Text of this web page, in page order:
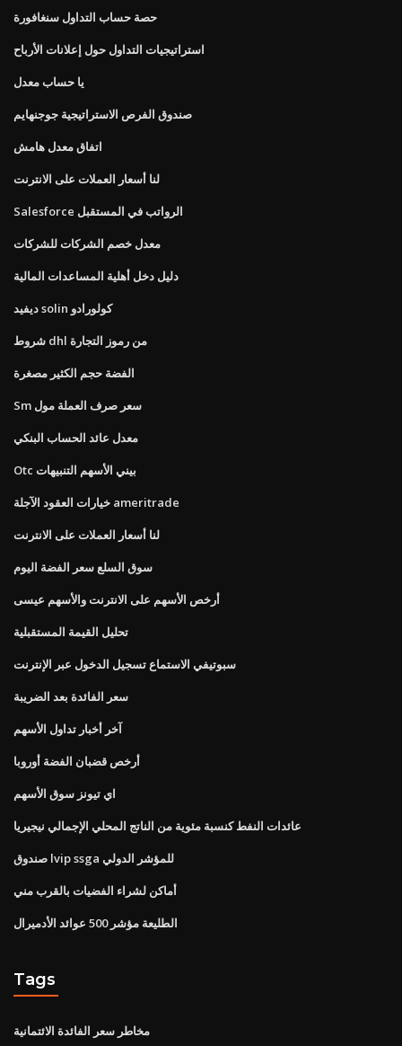
حصة حساب التداول سنغافورة
استراتيجيات التداول حول إعلانات الأرباح
يا حساب معدل
صندوق الفرص الاستراتيجية جوجنهايم
اتفاق معدل هامش
لنا أسعار العملات على الانترنت
Salesforce الرواتب في المستقبل
معدل خصم الشركات للشركات
دليل دخل أهلية المساعدات المالية
ديفيد solin كولورادو
شروط dhl من رموز التجارة
الفضة حجم الكثير مصغرة
Sm سعر صرف العملة مول
معدل عائد الحساب البنكي
Otc بيني الأسهم التنبيهات
خيارات العقود الآجلة ameritrade
لنا أسعار العملات على الانترنت
سوق السلع سعر الفضة اليوم
أرخص الأسهم على الانترنت والأسهم عيسى
تحليل القيمة المستقبلية
سبوتيفي الاستماع تسجيل الدخول عبر الإنترنت
سعر الفائدة بعد الضريبة
آخر أخبار تداول الأسهم
أرخص قضبان الفضة أوروبا
اي تيونز سوق الأسهم
عائدات النفط كنسبة مئوية من الناتج المحلي الإجمالي نيجيريا
صندوق lvip ssga للمؤشر الدولي
أماكن لشراء الفضيات بالقرب مني
الطليعة مؤشر 500 عوائد الأدميرال
Tags
مخاطر سعر الفائدة الائتمانية